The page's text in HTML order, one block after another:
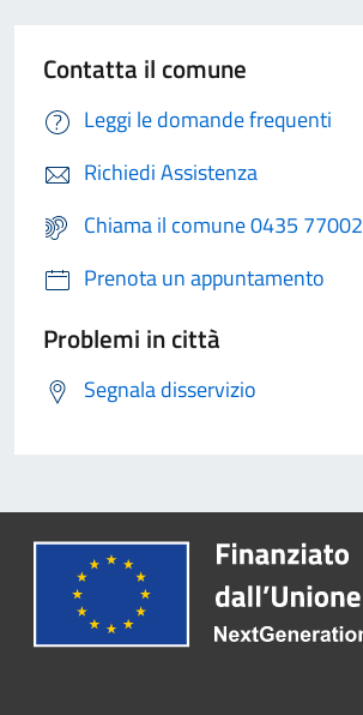
Contatta il comune
Leggi le domande frequenti
Richiedi Assistenza
Chiama il comune 0435 77002
Prenota un appuntamento
Problemi in città
Segnala disservizio